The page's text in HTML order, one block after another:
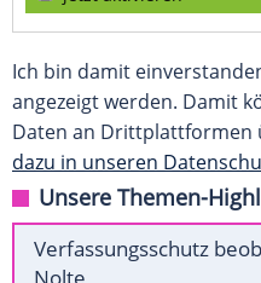
Ich bin damit
angezeigt werden. Damit
Daten an Drittplattformen
dazu in unseren
Unsere Themen-
Verfassungsschutz